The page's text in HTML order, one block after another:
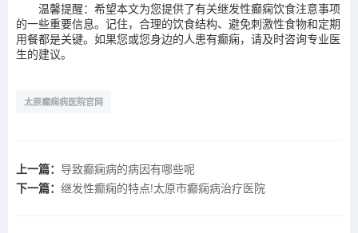
温馨提醒：希望本文为您提供了有关继发性癫痫饮食注意事项
的一些重要信息。记住，合理的饮食结构、避免刺激性食物和定期
用餐都是关键。如果您或您身边的人患有癫痫，请及时咨询专业医
生的建议。
太原癫痫病医院官网
上一篇： 导致癫痫病的病因有哪些呢
下一篇： 继发性癫痫的特点!太原市癫痫病治疗医院